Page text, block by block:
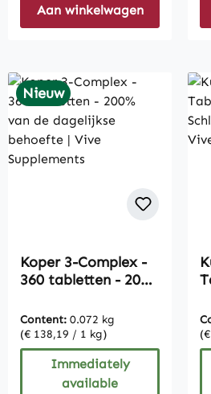
Aan winkelwagen
Nieuw
Koper 3-Complex -
360 tabletten - 200%
behoefte | Vive
Supplements
Content: 0.072 kg
(€ 138,19 / 1 kg)
Immediately
available